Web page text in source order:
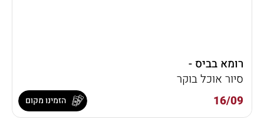
16/09
רומא בביס -
סיור אוכל בוקר
הזמינו מקום